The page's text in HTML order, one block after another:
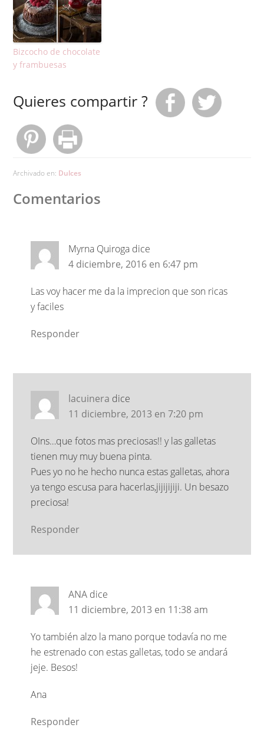
Bizcocho de chocolate
y frambuesas
Quieres compartir ?
Archivado en: Dulces
Comentarios
Myrna Quiroga dice
4 diciembre, 2016 en 6:47 pm
Las voy hacer me da la imprecion que son ricas
y faciles
Responder
lacuinera dice
11 diciembre, 2013 en 7:20 pm
OIns…que fotos mas preciosas!! y las galletas
tienen muy muy buena pinta.
Pues yo no he hecho nunca estas galletas, ahora
ya tengo escusa para hacerlas,jijijijiji. Un besazo
preciosa!
Responder
ANA dice
11 diciembre, 2013 en 11:38 am
Yo también alzo la mano porque todavía no me
he estrenado con estas galletas, todo se andará
jeje. Besos!
Ana
Responder